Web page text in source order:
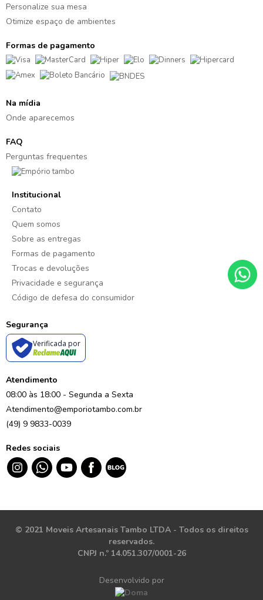
Personalize sua mesa
Otimize espaço de ambientes
Formas de pagamento
Na mídia
Onde aparecemos
FAQ
Perguntas frequentes
Institucional
Contato
Quem somos
Sobre as entregas
Formas de pagamento
Trocas e devoluções
Privacidade e segurança
Código de defesa do consumidor
Segurança
Verificada por
Atendimento
08:00 às 18:00 - Segunda a Sexta
Atendimento@emporiotambo.com.br
(49) 9 9833-0039
Redes sociais
© 2021 Moveis Artesanais Tambo LTDA - Todos os direitos
reservados.
CNPJ n.º 14.051.307/0001-26
Desenvolvido por